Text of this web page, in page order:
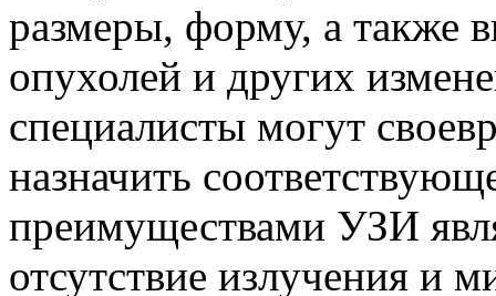
размеры, форму, а также
опухолей и других
специалисты могут
назначить
преимуществами УЗИ
отсутствие излучения и